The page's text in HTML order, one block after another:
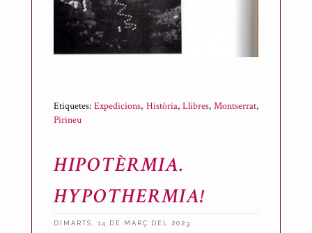
Etiquetes:Expedicions, Història, Llibres, Montserrat,
Pirineu
HIPOTÈRMIA.
HYPOTHERMIA!
DIMARTS, 14 DE MARÇ DEL 2023